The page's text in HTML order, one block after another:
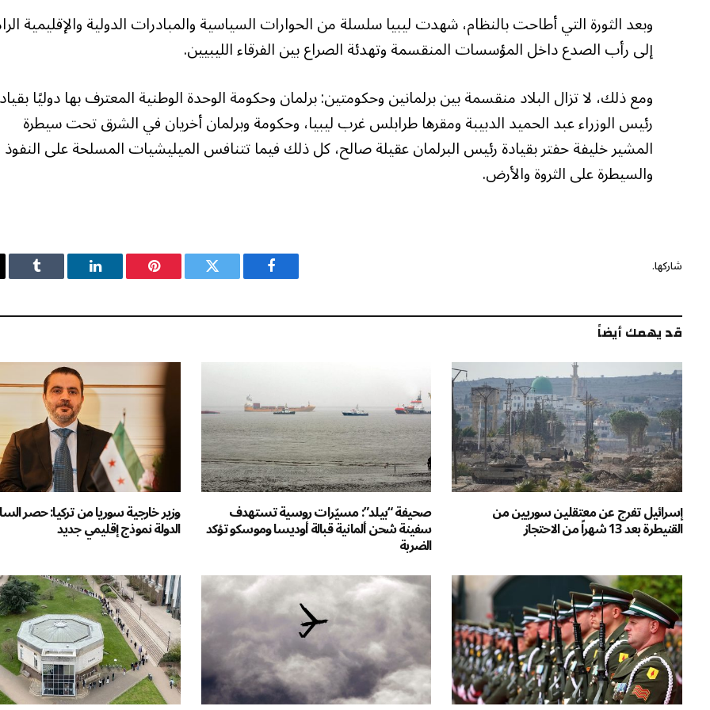
وبعد الثورة التي أطاحت بالنظام، شهدت ليبيا سلسلة من الحوارات السياسية والمبادرات الدولية والإقليمية
إلى رأب الصدع داخل المؤسسات المنقسمة وتهدئة الصراع بين الفرقاء الليبيين.
ومع ذلك، لا تزال البلاد منقسمة بين برلمانين وحكومتين: برلمان وحكومة الوحدة الوطنية المعترف بها دوليًا
رئيس الوزراء عبد الحميد الدبيبة ومقرها طرابلس غرب ليبيا، وحكومة وبرلمان أخريان في الشرق تحت سيطرة
المشير خليفة حفتر بقيادة رئيس البرلمان عقيلة صالح، كل ذلك فيما تتنافس الميليشيات المسلحة على النفوذ
والسيطرة على الثروة والأرض.
شاركها.
فيسبوك تويتر بينتيريستلينكدإن
قد يهمك أيضاً
إسرائيل تفرج عن معتقلين سوريين من
القنيطرة بعد 13 شهراً من الاحتجاز
صحيفة “بيلد”: مسيّرات روسية تستهدف
سفينة شحن ألمانية قبالة أوديسا وموسكو تؤكد
الضربة
وزير خارجية سوريا من تركيا: حصر
الدولة نموذج إقليمي جديد